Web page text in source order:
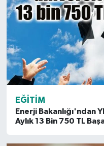
EĞITIM
Enerji Bakanlığı'ndan
Aylık 13 Bin 750 TL